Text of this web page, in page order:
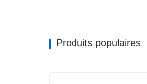
Produits populaires